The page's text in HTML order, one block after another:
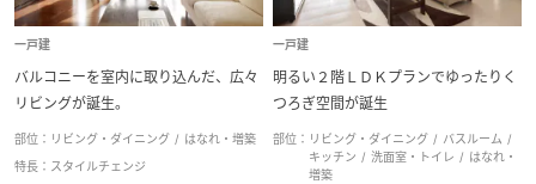
ホームラウンジ 新築・戸建て
ウエルネス事業
海外事業
全面改装 スタイルチェンジ
中古住宅・古民家再生 2世帯住宅
ペット共存 趣味を楽しむ
一戸建
バルコニーを室内に取り込んだ、広々
リビングが誕生。
部位： リビング・ダイニング
はなれ・増築
特長： スタイルチェンジ
一戸建
明るい２階ＬＤＫプランでゆったりく
つろぎ空間が誕生
部位： リビング・ダイニング
バスルーム
キッチン
洗面室・トイレ
はなれ・
増築